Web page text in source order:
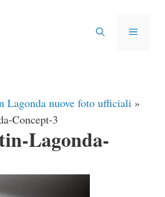
MENU
Lagonda nuove foto ufficiali »
Concept-3
Lagonda-